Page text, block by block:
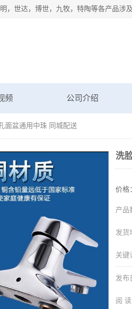
频 公司介绍
面盆通用中珠 同城配送
洗
价格
产品
发货
关键
发布
阅 读